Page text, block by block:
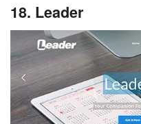
18. Leader